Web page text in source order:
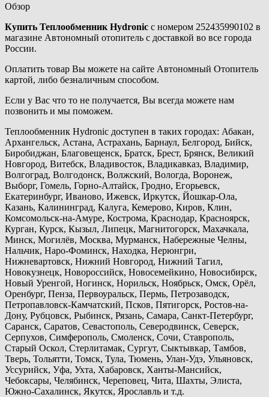
Обзор
Купить Теплообменник Hydronic с номером 252435990102 в
магазине Автономный отопитель с доставкой во все города
России.
Оплатить товар Вы можете на сайте Автономный Отопитель
картой, либо безналичным способом.
Если у Вас что то не получается, Вы всегда можете нам
позвонить и мы поможем.
Теплообменник Hydronic доступен в таких городах: Абакан,
Архангельск, Астана, Астрахань, Барнаул, Белгород, Бийск,
Биробиджан, Благовещенск, Братск, Брест, Брянск, Великий
Новгород, Витебск, Владивосток, Владикавказ, Владимир,
Волгоград, Волгодонск, Волжский, Вологда, Воронеж,
Выборг, Гомель, Горно-Алтайск, Гродно, Егорьевск,
Екатеринбург, Иваново, Ижевск, Иркутск, Йошкар-Ола,
Казань, Калининград, Калуга, Кемерово, Киров, Клин,
Комсомольск-на-Амуре, Кострома, Краснодар, Красноярск,
Курган, Курск, Кызыл, Липецк, Магнитогорск, Махачкала,
Минск, Могилёв, Москва, Мурманск, Набережные Челны,
Нальчик, Наро-Фоминск, Находка, Нерюнгри,
Нижневартовск, Нижний Новгород, Нижний Тагил,
Новокузнецк, Новороссийск, Новосемейкино, Новосибирск,
Новый Уренгой, Ногинск, Норильск, Ноябрьск, Омск, Орёл,
Оренбург, Пенза, Первоуральск, Пермь, Петрозаводск,
Петропавловск-Камчатский, Псков, Пятигорск, Ростов-на-
Дону, Рубцовск, Рыбинск, Рязань, Самара, Санкт-Петербург,
Саранск, Саратов, Севастополь, Северодвинск, Северск,
Серпухов, Симферополь, Смоленск, Сочи, Ставрополь,
Старый Оскол, Стерлитамак, Сургут, Сыктывкар, Тамбов,
Тверь, Тольятти, Томск, Тула, Тюмень, Улан-Удэ, Ульяновск,
Уссурийск, Уфа, Ухта, Хабаровск, Ханты-Мансийск,
Чебоксары, Челябинск, Череповец, Чита, Шахты, Элиста,
Южно-Сахалинск, Якутск, Ярославль и т.д.